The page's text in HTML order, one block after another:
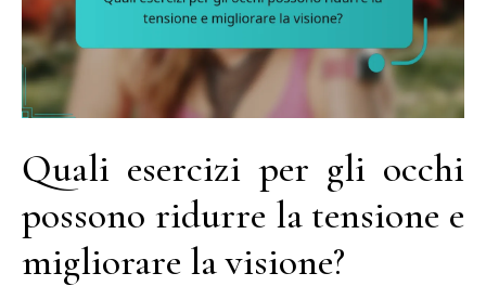
Quali esercizi per gli occhi
possono ridurre la tensione e
migliorare la visione?